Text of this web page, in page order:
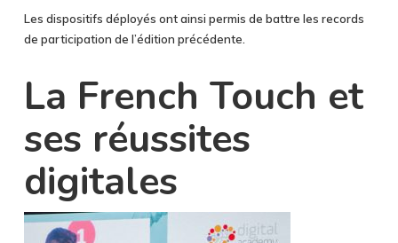
Les dispositifs déployés ont ainsi permis de battre les records
de participation de l’édition précédente.
La French Touch et
ses réussites
digitales